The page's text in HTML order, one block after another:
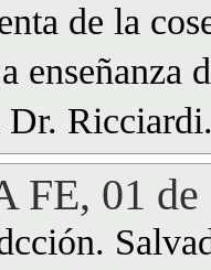
de la
enseñanza
FE, 01 de